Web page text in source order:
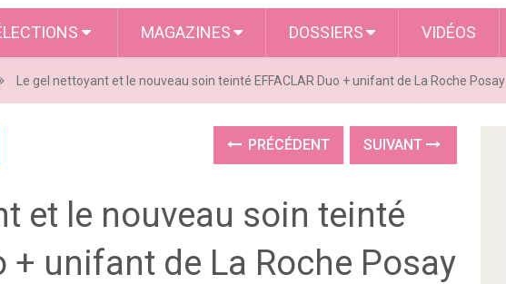
MAGAZINES DOSSIERS VIDÉOS
Le gel nettoyant et le nouveau soin teinté EFFACLAR Duo + unifant de La Roche Posay
PRÉCÉDENT SUIVANT
et le nouveau soin teinté
+ unifant de La Roche Posay